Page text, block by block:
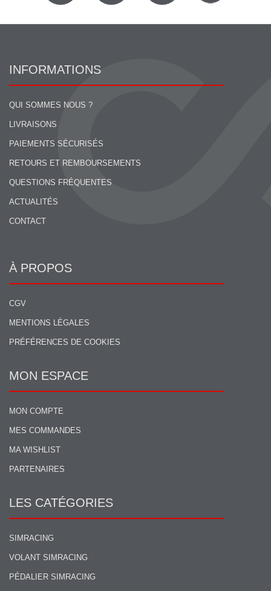
INFORMATIONS
QUI SOMMES NOUS ?
LIVRAISONS
PAIEMENTS SÉCURISÉS
RETOURS ET REMBOURSEMENTS
QUESTIONS FRÉQUENTES
ACTUALITÉS
CONTACT
À PROPOS
CGV
MENTIONS LÉGALES
PRÉFÉRENCES DE COOKIES
MON ESPACE
MON COMPTE
MES COMMANDES
MA WISHLIST
PARTENAIRES
LES CATÉGORIES
SIMRACING
VOLANT SIMRACING
PÉDALIER SIMRACING